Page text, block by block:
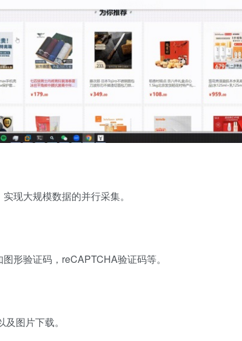
现大规模数据的并行采集。
形验证码，reCAPTCHA验证码等。
图片下载。